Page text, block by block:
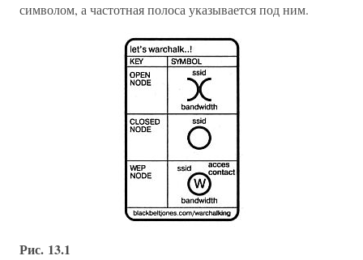
символом, а частотная полоса указывается под ним.
Рис. 13.1